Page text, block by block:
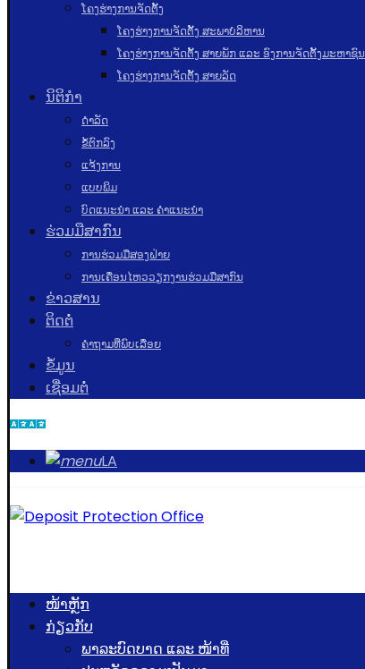
ໂຄງຮ່າງການຈັດຕັ້ງ
ໂຄງຮ່າງການຈັດຕັ້ງ ສະພາບໍລິຫານ
ໂຄງຮ່າງການຈັດຕັ້ງ ສາຍພັກ ແລະ ອົງການຈັດຕັ້ງມະຫາຊົນ
ໂຄງຮ່າງການຈັດຕັ້ງ ສາຍລັດ
ນິຕິກຳ
ດຳລັດ
ຂໍ້ຕົກລົງ
ແຈ້ງການ
ແບບພິມ
ບົດແນະນໍາ ແລະ ຄໍາແນະນໍາ
ຮ່ວມມືສາກົນ
ການຮ່ວມມືສອງຝ່າຍ
ການເຄື່ອນໄຫວວຽກງານຮ່ວມມືສາກົນ
ຂ່າວສານ
ຕິດຕໍ່
ຄຳຖາມທີ່ພົບເລື່ອຍ
ຂໍ້ມູນ
ເຊື່ອມຕໍ່
LA
ໜ້າຫຼັກ
ກ່ຽວກັບ
ພາລະບົດບາດ ແລະ ໜ້າທີ່